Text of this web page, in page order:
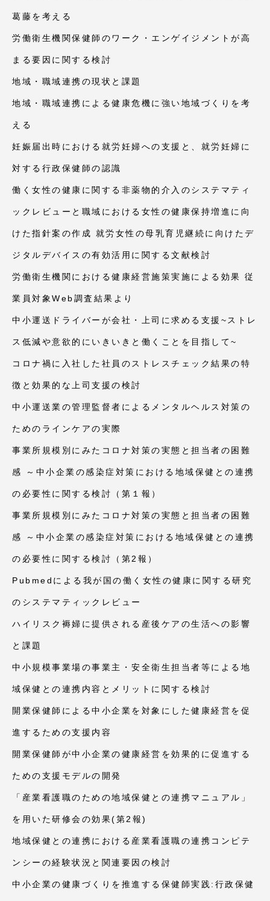
葛藤を考える
労働衛生機関保健師のワーク・エンゲイジメントが高
まる要因に関する検討
地域・職域連携の現状と課題
地域・職域連携による健康危機に強い地域づくりを考
える
妊娠届出時における就労妊婦への支援と、就労妊婦に
対する行政保健師の認識
働く女性の健康に関する非薬物的介入のシステマティ
ックレビューと職域における女性の健康保持増進に向
けた指針案の作成 就労女性の母乳育児継続に向けたデ
ジタルデバイスの有効活用に関する文献検討
労働衛生機関における健康経営施策実施による効果 従
業員対象Web調査結果より
中小運送ドライバーが会社・上司に求める支援~ストレ
ス低減や意欲的にいきいきと働くことを目指して~
コロナ禍に入社した社員のストレスチェック結果の特
徴と効果的な上司支援の検討
中小運送業の管理監督者によるメンタルヘルス対策の
ためのラインケアの実際
事業所規模別にみたコロナ対策の実態と担当者の困難
感 ～中小企業の感染症対策における地域保健との連携
の必要性に関する検討（第１報）
事業所規模別にみたコロナ対策の実態と担当者の困難
感 ～中小企業の感染症対策における地域保健との連携
の必要性に関する検討（第2報）
Pubmedによる我が国の働く女性の健康に関する研究
のシステマティックレビュー
ハイリスク褥婦に提供される産後ケアの生活への影響
と課題
中小規模事業場の事業主・安全衛生担当者等による地
域保健との連携内容とメリットに関する検討
開業保健師による中小企業を対象にした健康経営を促
進するための支援内容
開業保健師が中小企業の健康経営を効果的に促進する
ための支援モデルの開発
「産業看護職のための地域保健との連携マニュアル」
を用いた研修会の効果(第2報)
地域保健との連携における産業看護職の連携コンピテ
ンシーの経験状況と関連要因の検討
中小企業の健康づくりを推進する保健師実践:行政保健